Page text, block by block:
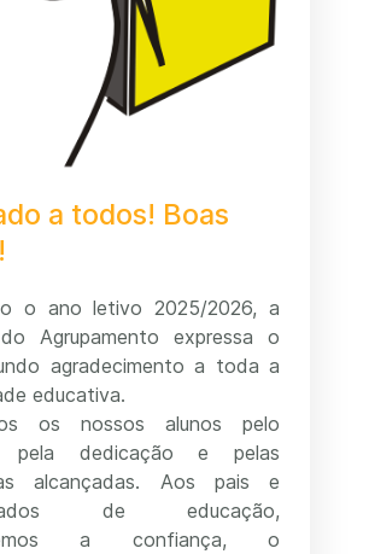
a todos! Boas
o ano letivo 2025/2026, a
Agrupamento expressa o
agradecimento a toda a
educativa.
os nossos alunos pelo
pela dedicação e pelas
alcançadas. Aos pais e
de educação,
a confiança, o